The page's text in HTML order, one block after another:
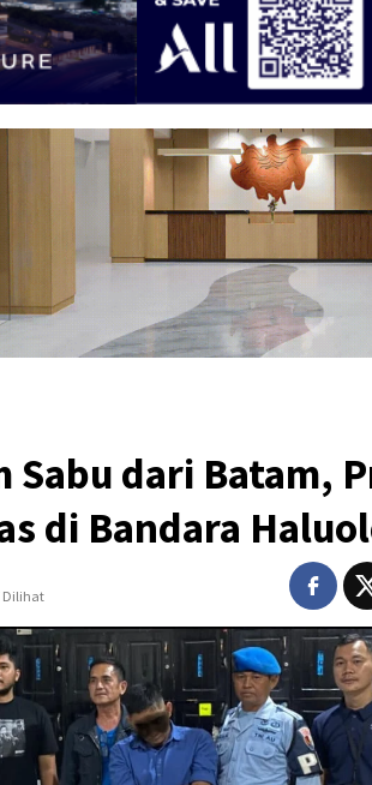
Sabu dari Batam,
di Bandara
Dilihat